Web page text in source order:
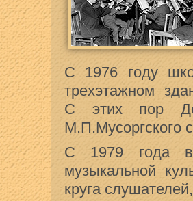
С 1976 году
трехэтажном
С этих пор
М.П.Мусоргского
С 1979 года в
музыкальной
круга